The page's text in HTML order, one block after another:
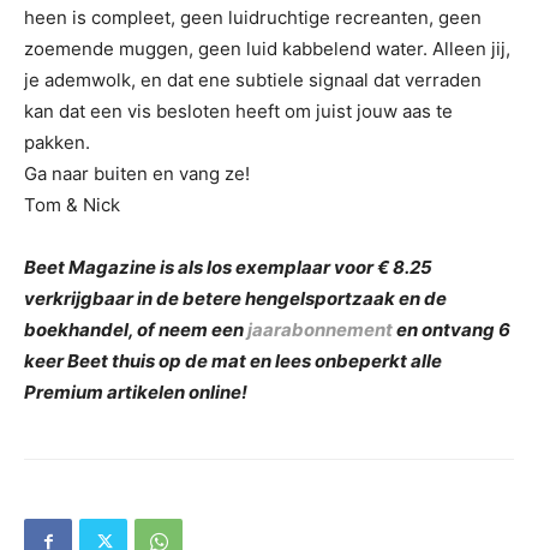
heen is compleet, geen luidruchtige recreanten, geen
zoemende muggen, geen luid kabbelend water. Alleen jij,
je ademwolk, en dat ene subtiele signaal dat verraden
kan dat een vis besloten heeft om juist jouw aas te
pakken.
Ga naar buiten en vang ze!
Tom & Nick
Beet Magazine is als los exemplaar voor € 8.25
verkrijgbaar in de betere hengelsportzaak en de
boekhandel, of neem eenjaarabonnementen ontvang 6
keer Beet thuis op de mat en lees onbeperkt alle
Premium artikelen online!